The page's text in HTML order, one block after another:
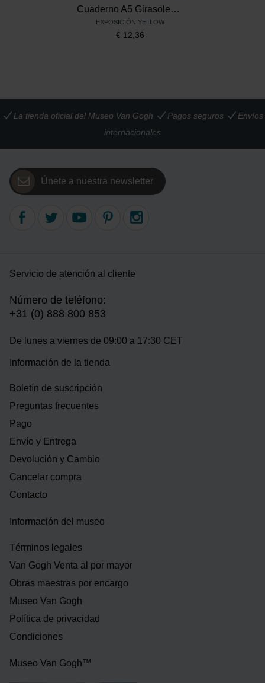
Cuaderno A5 Girasoles - Raw Color
EXPOSICIÓN YELLOW
€ 12,36
La tienda oficial del Museo Van Gogh Pagos seguros
Envíos
internacionales
Únete a nuestra newsletter
Servicio de atención al cliente
Número de teléfono:
+31 (0) 888 800 853
De lunes a viernes de 09:00 a 17:30 CET
Información de la tienda
Boletín de suscripción
Preguntas frecuentes
Pago
Envío y Entrega
Devolución y Cambio
Cancelar compra
Contacto
Información del museo
Términos legales
Van Gogh Venta al por mayor
Obras maestras por encargo
Museo Van Gogh
Política de privacidad
Condiciones
Museo Van Gogh™